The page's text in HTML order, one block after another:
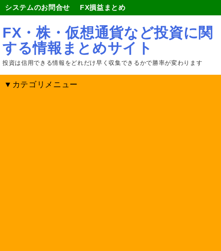
システムのお問合せ FX損益まとめ
FX・株・仮想通貨など投資に関
する情報まとめサイト
投資は信用できる情報をどれだけ早く収集できるかで勝率が変わります
▼カテゴリメニュー